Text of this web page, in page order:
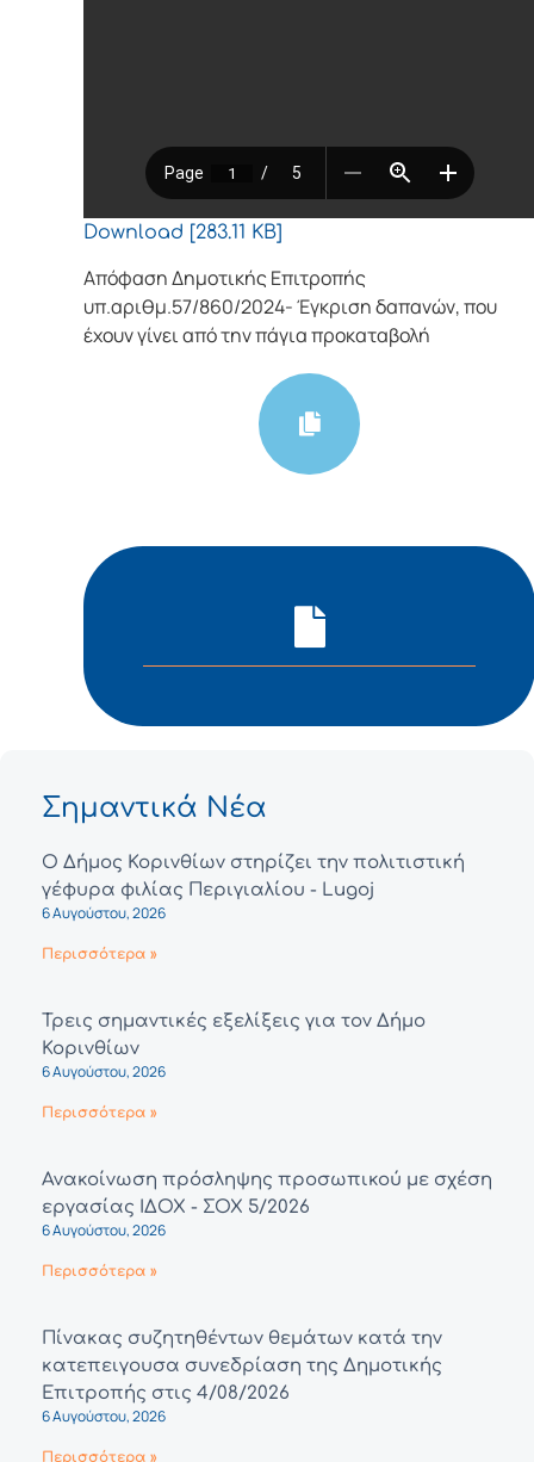
Download [283.11 KB]
Απόφαση Δημοτικής Επιτροπής
υπ.αριθμ.57/860/2024- Έγκριση δαπανών, που
έχουν γίνει από την πάγια προκαταβολή
Σημαντικά Νέα
Ο Δήμος Κορινθίων στηρίζει την πολιτιστική
γέφυρα φιλίας Περιγιαλίου - Lugoj
6 Αυγούστου, 2026
Περισσότερα »
Τρεις σημαντικές εξελίξεις για τον Δήμο
Κορινθίων
6 Αυγούστου, 2026
Περισσότερα »
Ανακοίνωση πρόσληψης προσωπικού με σχέση
εργασίας ΙΔΟΧ - ΣΟΧ 5/2026
6 Αυγούστου, 2026
Περισσότερα »
Πίνακας συζητηθέντων θεμάτων κατά την
κατεπειγουσα συνεδρίαση της Δημοτικής
Επιτροπής στις 4/08/2026
6 Αυγούστου, 2026
Περισσότερα »